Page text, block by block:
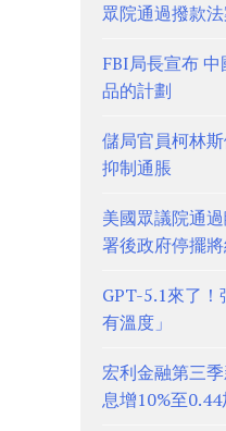
眾院通過撥款
FBI局長宣布
品的計劃
儲局官員柯林
抑制通脹
美國眾議院通
署後政府停擺
GPT-5.1來了
有溫度」
宏利金融第三
息增10%至0.44